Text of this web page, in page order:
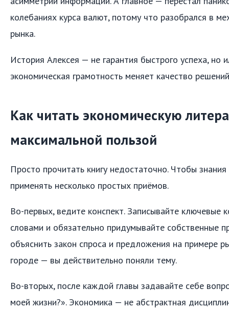
колебаниях курса валют, потому что разобрался в
рынка.
История Алексея — не гарантия быстрого успеха, но
экономическая грамотность меняет качество
Как читать экономическую
максимальной пользой
Просто прочитать книгу недостаточно. Чтобы знания
применять несколько простых приёмов.
Во-первых, ведите конспект. Записывайте ключевые
словами и обязательно придумывайте собственные
объяснить закон спроса и предложения на примере
городе — вы действительно поняли тему.
Во-вторых, после каждой главы задавайте себе
моей жизни?». Экономика — не абстрактная